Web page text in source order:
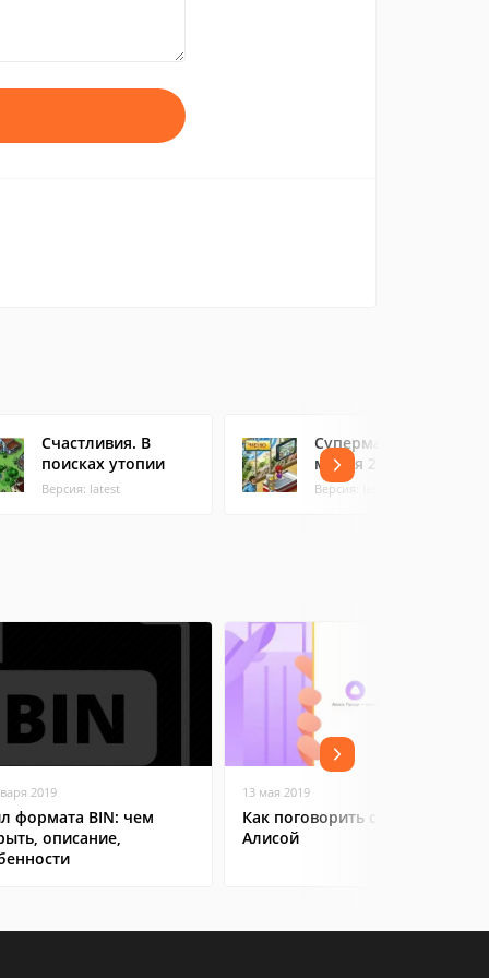
Счастливия. В
поисках утопии
Версия: latest
Супермаркет
мания 2
Версия: latest
2019
формата BIN: чем
описание,
13 мая 2019
Как поговорить с Яндекс
Алисой